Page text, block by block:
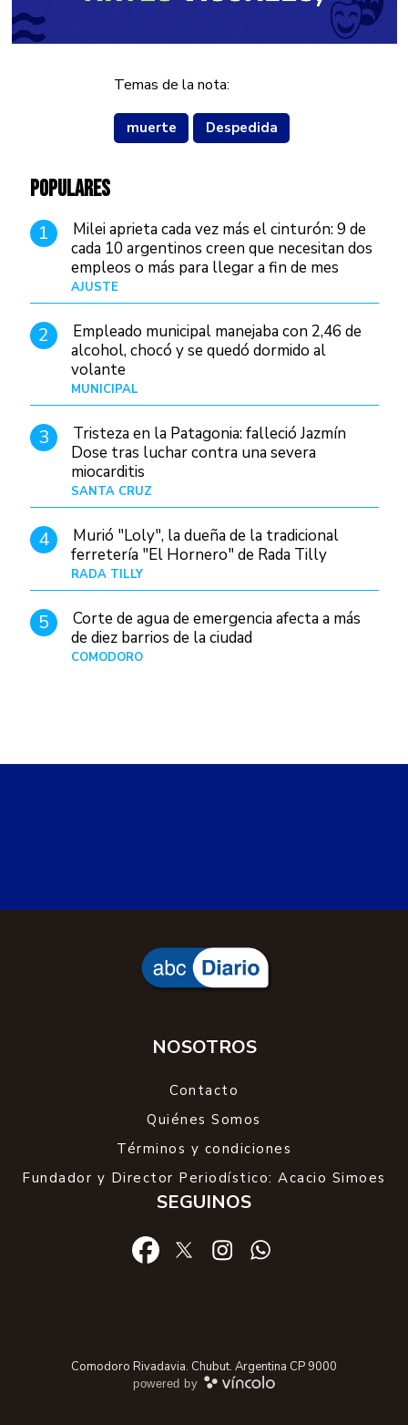
Temas de la nota:
muerte Despedida
POPULARES
1
Milei aprieta cada vez más el cinturón: 9 de
cada 10 argentinos creen que necesitan dos
empleos o más para llegar a fin de mes
AJUSTE
2
Empleado municipal manejaba con 2,46 de
alcohol, chocó y se quedó dormido al
volante
MUNICIPAL
3
Tristeza en la Patagonia: falleció Jazmín
Dose tras luchar contra una severa
miocarditis
SANTA CRUZ
4
Murió "Loly", la dueña de la tradicional
ferretería "El Hornero" de Rada Tilly
RADA TILLY
5
Corte de agua de emergencia afecta a más
de diez barrios de la ciudad
COMODORO
NOSOTROS
Contacto
Quiénes Somos
Términos y condiciones
Fundador y Director Periodístico: Acacio Simoes
SEGUINOS
Comodoro Rivadavia. Chubut. Argentina CP 9000
powered by